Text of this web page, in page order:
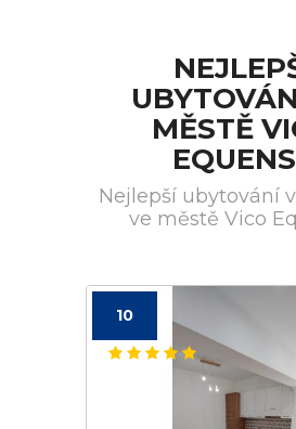
MĚSTĚ
Nejlepší ubytování
ve městě Vico
10